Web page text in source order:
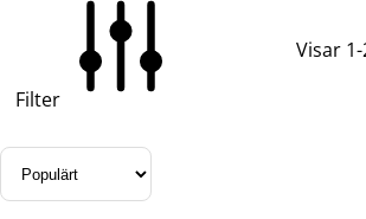
Filter
Visar